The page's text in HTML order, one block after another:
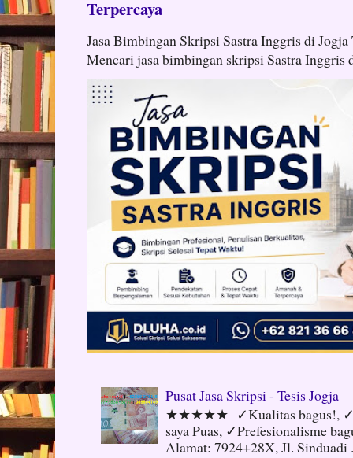
Terpercaya
Jasa Bimbingan Skripsi Sastra Inggris di Jogja
Mencari jasa bimbingan skripsi Sastra Inggris
Pusat Jasa Skripsi - Tesis Jogja
★★★★★ ✓Kualitas bagus!,
saya Puas, ✓Prefesionalisme
Alamat: 7924+28X, Jl. Sinduadi